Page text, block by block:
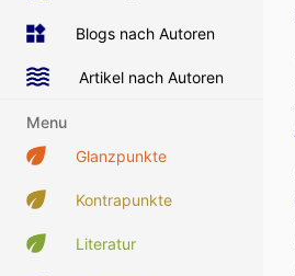
Blogs nach Autoren
Artikel nach Autoren
Menu
Glanzpunkte
Kontrapunkte
Literatur